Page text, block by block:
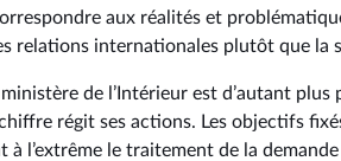
aux réalités et
relations internationales plutôt que la
de l’Intérieur est d’autant plus
régit ses actions. Les objectifs
à l’extrême le traitement de la demande